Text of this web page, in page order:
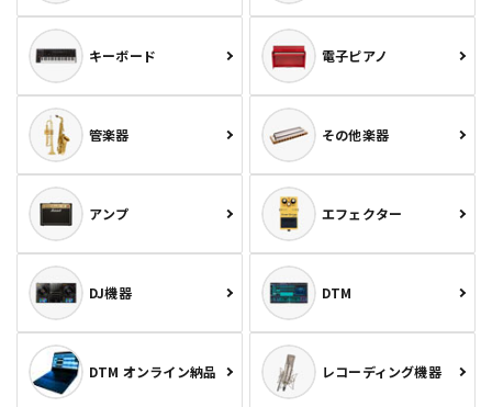
キーボード 電子ピアノ
管楽器 その他楽器
アンプ エフェクター
DJ機器 DTM
DTM オンライン納品 レコーディング機器